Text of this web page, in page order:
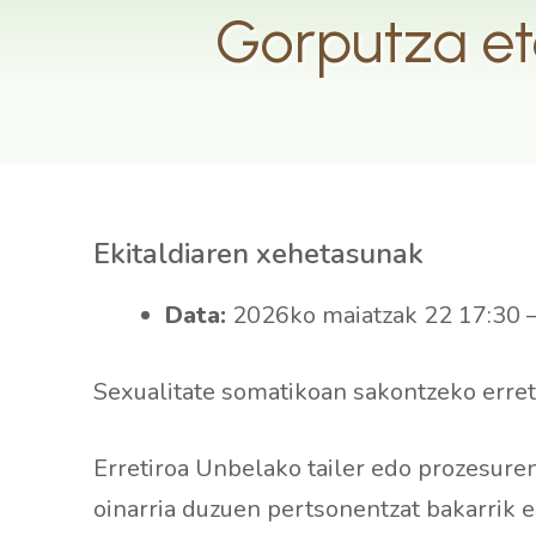
Gorputza
Ekitaldiaren xehetasunak
Data: 2026ko maiatzak 22 17:30
Sexualitate somatikoan sakontzeko
Erretiroa Unbelako tailer edo
oinarria duzuen pertsonentzat bakarrik